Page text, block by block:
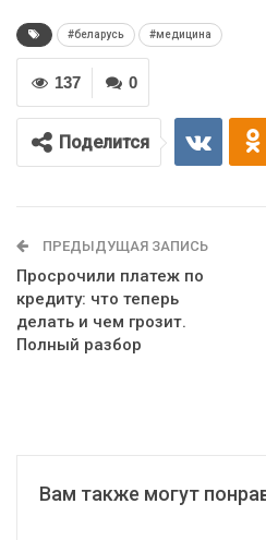
#беларусь #медицина
0
137
Поделится
ПРЕДЫДУЩАЯ ЗАПИСЬ
Просрочили платеж по
кредиту: что теперь
делать и чем грозит.
Полный разбор
Вам также могут